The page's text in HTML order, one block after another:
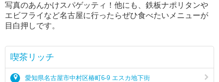
写真のあんかけスパゲッティ！他にも、鉄板ナポリタンや
エビフライなど名古屋に行ったらぜひ食べたいメニューが
目白押しです。
喫茶リッチ
愛知県名古屋市中村区椿町6-9 エスカ地下街